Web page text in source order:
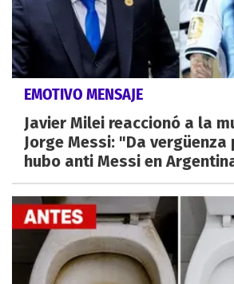
EMOTIVO MENSAJE
Javier Milei reaccionó a la
Jorge Messi: "Da vergüenza
hubo anti Messi en